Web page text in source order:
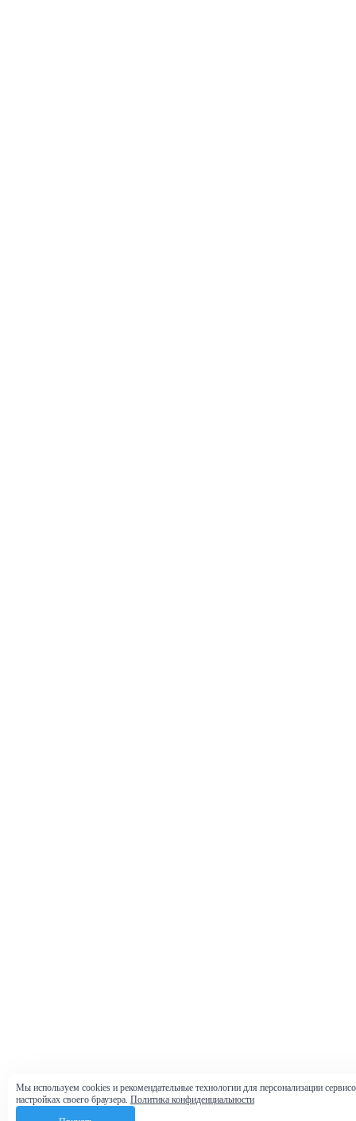
Мы используем cookies и рекомендательные технологии для персонализации
настройках своего браузера. Политика конфиденциальности